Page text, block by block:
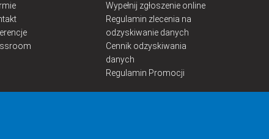
Wypełnij zgłoszenie online
Regulamin zlecenia na
odzyskiwanie danych
Cennik odzyskiwania
danych
Regulamin Promocji